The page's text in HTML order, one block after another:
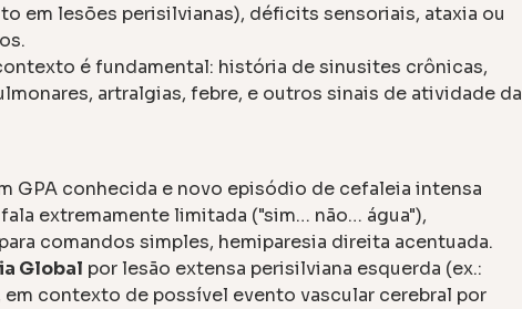
em lesões perisilvianas), déficits sensoriais, ataxia ou
é fundamental: história de sinusites crônicas,
artralgias, febre, e outros sinais de atividade da
GPA conhecida e novo episódio de cefaleia intensa
extremamente limitada ("sim… não… água"),
comandos simples, hemiparesia direita acentuada.
Global por lesão extensa perisilviana esquerda (ex.:
contexto de possível evento vascular cerebral por